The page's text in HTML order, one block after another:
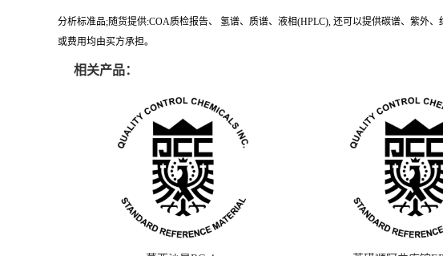
分析标准品;随货提供:COA质检报告、 氢谱、质谱、液相(HPLC), 还可以提供碳谱、紫外
或费用均由买方承担。
相关产品：